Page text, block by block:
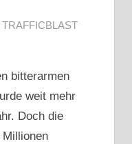
TRAFFICBLAST
bitterarmen
weit mehr
Doch die